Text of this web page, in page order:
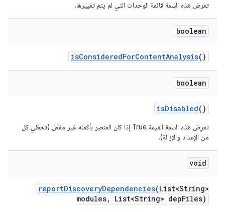
تعرض هذه السمة قائمة الوحدات التي لم يتم تغييرها.
boolean
isConsideredForContentAnalysis()
boolean
isDisabled()
تعرِض هذه السمة القيمة True إذا كان العنصر بأكمله غير مفعّل (تخطّي كل
من الإعداد والإزالة).
void
reportDiscoveryDependencies(List<String>
modules, List<String> depFiles)